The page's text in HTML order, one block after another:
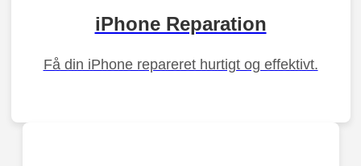
iPhone Reparation
Få din iPhone repareret hurtigt og effektivt.